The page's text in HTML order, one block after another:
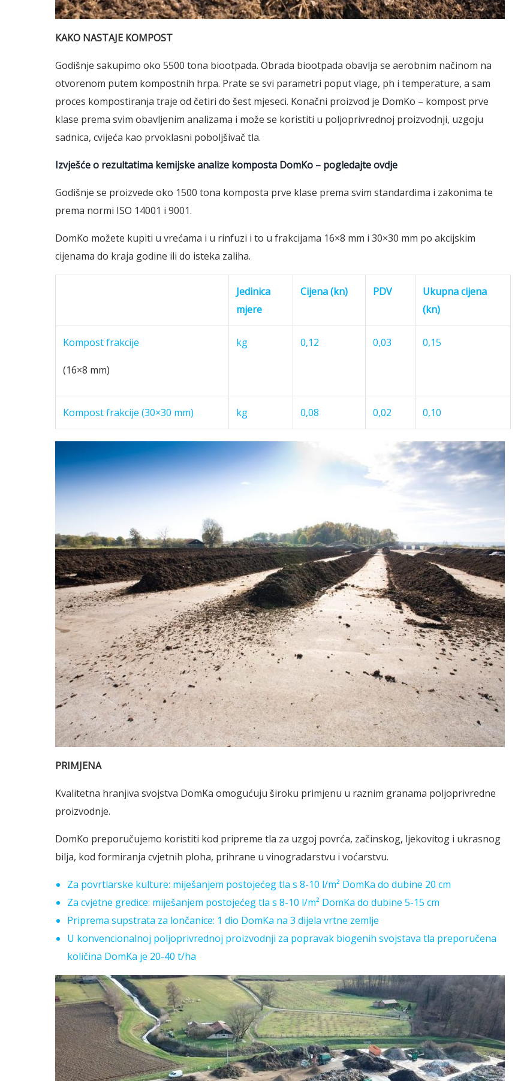
KAKO NASTAJE KOMPOST
Godišnje sakupimo oko 5500 tona biootpada. Obrada biootpada obavlja se aerobnim načinom na
otvorenom putem kompostnih hrpa. Prate se svi parametri poput vlage, ph i temperature, a sam
proces kompostiranja traje od četiri do šest mjeseci. Konačni proizvod je DomKo – kompost prve
klase prema svim obavljenim analizama i može se koristiti u poljoprivrednoj proizvodnji, uzgoju
sadnica, cvijeća kao prvoklasni poboljšivač tla.
Izvješće o rezultatima kemijske analize komposta DomKo – pogledajte ovdje
Godišnje se proizvede oko 1500 tona komposta prve klase prema svim standardima i zakonima te
prema normi ISO 14001 i 9001.
DomKo možete kupiti u vrećama i u rinfuzi i to u frakcijama 16×8 mm i 30×30 mm po akcijskim
cijenama do kraja godine ili do isteka zaliha.
Jedinica
mjere
Cijena (kn) PDV
Ukupna cijena
(kn)
Kompost frakcije
(16×8 mm)
kg 0,12 0,03 0,15
Kompost frakcije (30×30 mm) kg 0,08 0,02 0,10
PRIMJENA
Kvalitetna hranjiva svojstva DomKa omogućuju široku primjenu u raznim granama poljoprivredne
proizvodnje.
DomKo preporučujemo koristiti kod pripreme tla za uzgoj povrća, začinskog, ljekovitog i ukrasnog
bilja, kod formiranja cvjetnih ploha, prihrane u vinogradarstvu i voćarstvu.
Za povrtlarske kulture: miješanjem postojećeg tla s 8-10 l/m² DomKa do dubine 20 cm
Za cvjetne gredice: miješanjem postojećeg tla s 8-10 l/m² DomKa do dubine 5-15 cm
Priprema supstrata za lončanice: 1 dio DomKa na 3 dijela vrtne zemlje
U konvencionalnoj poljoprivrednoj proizvodnji za popravak biogenih svojstava tla preporučena
količina DomKa je 20-40 t/ha